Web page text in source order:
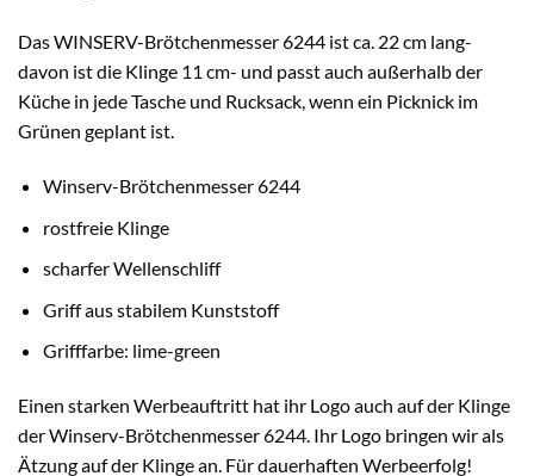
Das WINSERV-Brötchenmesser 6244 ist ca. 22 cm lang-
davon ist die Klinge 11 cm- und passt auch außerhalb der
Küche in jede Tasche und Rucksack, wenn ein Picknick im
Grünen geplant ist.
Winserv-Brötchenmesser 6244
rostfreie Klinge
scharfer Wellenschliff
Griff aus stabilem Kunststoff
Grifffarbe: lime-green
Einen starken Werbeauftritt hat ihr Logo auch auf der Klinge
der Winserv-Brötchenmesser 6244. Ihr Logo bringen wir als
Ätzung auf der Klinge an. Für dauerhaften Werbeerfolg!